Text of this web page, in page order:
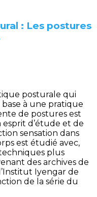
: Les postures
posturale qui
à une pratique
de postures est
d’étude et de
sensation dans
est étudié avec,
plus
des archives de
Iyengar de
de la série du